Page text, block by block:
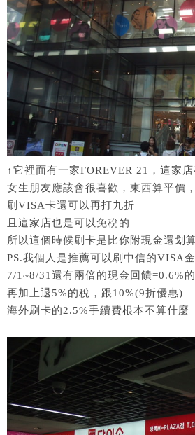
↑它裡面有一家FOREVER 21，這家
女生朋友應該會很喜歡，東西算平價
刷VISA卡還可以再打九折
且這家店也是可以免稅的
所以這個時候刷卡是比你附現金還划
PS.我個人是推薦可以刷中信的VISA
7/1~8/31還有兩倍的現金回饋=0.6%
再加上退5%的稅，跟10%(9折優惠)
海外刷卡的2.5%手續費根本不算什麼